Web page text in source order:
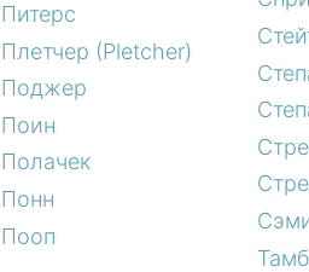
Питерс
Плетчер (Pletcher)
Поджер
Поин
Полачек
Понн
Пооп